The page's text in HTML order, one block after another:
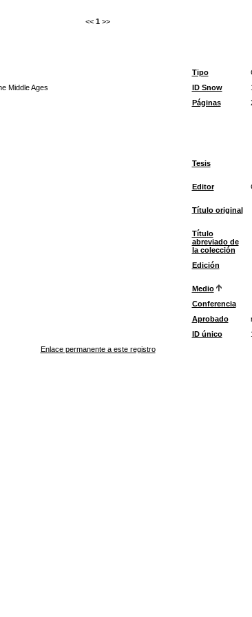
<< 1 >>
Tipo
Middle Ages ID Snow
Páginas
Tesis
Editor
Título original
Título
abreviado de
la colección
Edición
Medio
Conferencia
Aprobado
ID único
Enlace permanente a este registro